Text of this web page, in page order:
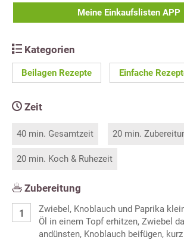
Meine Einkaufslisten APP
Kategorien
Beilagen Rezepte Einfache
Zeit
40 min. Gesamtzeit 20 min.
20 min. Koch & Ruhezeit
Zubereitung
Zwiebel, Knoblauch und Paprika
Öl in einem Topf erhitzen, Zwiebel
andünsten, Knoblauch beifügen,